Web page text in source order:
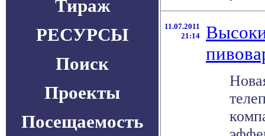
Тираж
РЕСУРСЫ
Поиск
Проекты
Посещаемость
11.07.2011
21:14